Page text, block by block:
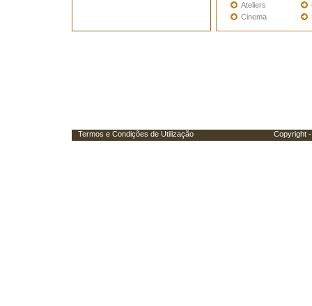
Ateliers
Cinema
Termos e Condições de Utilização Copyright -